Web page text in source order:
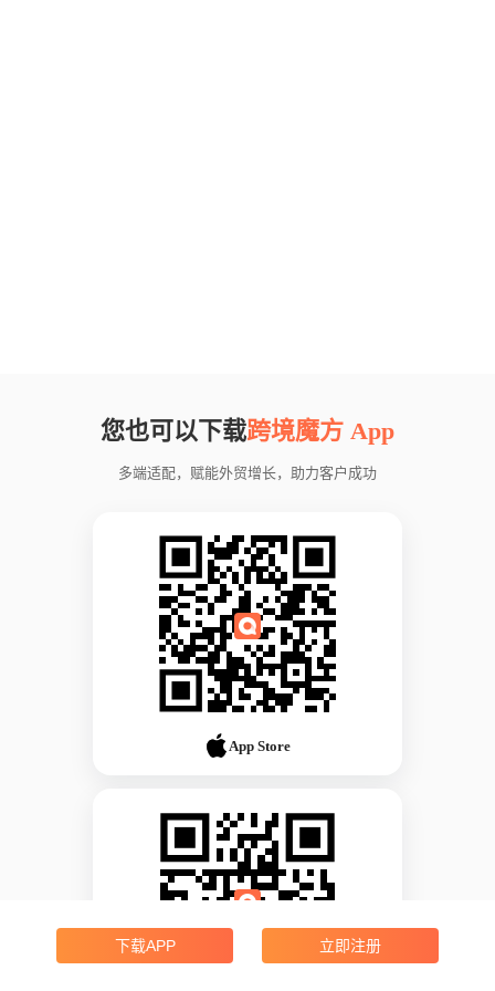
您也可以下载跨境魔方 App
多端适配，赋能外贸增长，助力客户成功
App Store
下载APP 立即注册